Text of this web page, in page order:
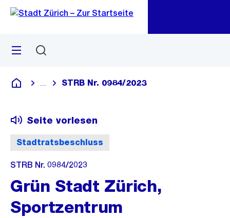
Navigation
Sprunglink
Menü
Deutsch
Blende alle Breadcrumbs ein
STRB Nr. 0984/2023
Stadtratsbeschluss
Seite vorlesen
STRB Nr. 0984/2023
Grün Stadt Zürich,
Sportzentrum